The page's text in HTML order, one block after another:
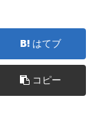
はてブ
コピー